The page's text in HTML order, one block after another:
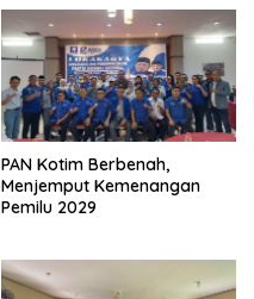
PAN Kotim Berbenah,
Menjemput Kemenangan
Pemilu 2029